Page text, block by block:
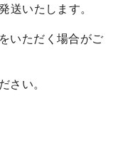
送いたします。
いただく場合がご
さい。